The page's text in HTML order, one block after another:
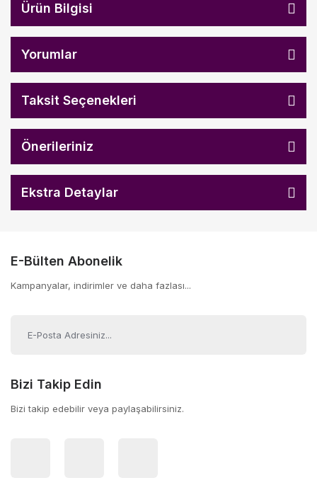
Ürün Bilgisi
Yorumlar
Taksit Seçenekleri
Önerileriniz
Ekstra Detaylar
E-Bülten Abonelik
Kampanyalar, indirimler ve daha fazlası...
Bizi Takip Edin
Bizi takip edebilir veya paylaşabilirsiniz.